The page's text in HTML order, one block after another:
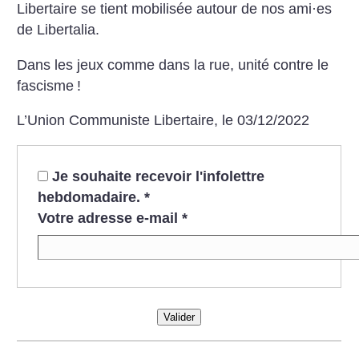
Libertaire se tient mobilisée autour de nos ami·es
de Libertalia.
Dans les jeux comme dans la rue, unité contre le
fascisme !
L’Union Communiste Libertaire, le 03/12/2022
Je souhaite recevoir l'infolettre
hebdomadaire. *
Votre adresse e-mail *
Valider